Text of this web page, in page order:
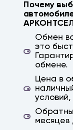
Почему
Обмен
это
обмене.
Цена в
месяцев